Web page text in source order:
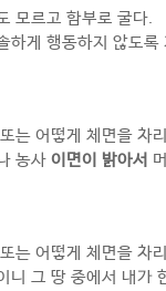
모르고 함부로 굴다.
하게 행동하지 않도록
는 어떻게 체면을 차
농사 이면이 밝아서
는 어떻게 체면을 차
니 그 땅 중에서 내가